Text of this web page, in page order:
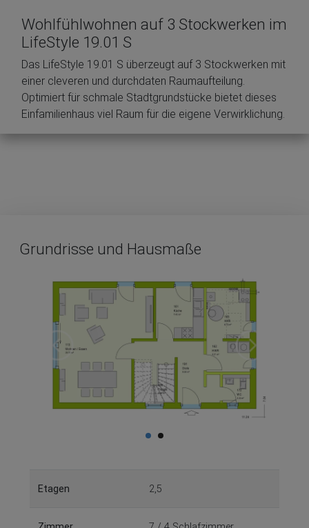
Wohlfühlwohnen auf 3 Stockwerken im
LifeStyle 19.01 S
Das LifeStyle 19.01 S überzeugt auf 3 Stockwerken mit
einer cleveren und durchdaten Raumaufteilung.
Optimiert für schmale Stadtgrundstücke bietet dieses
Einfamilienhaus viel Raum für die eigene Verwirklichung.
Grundrisse und Hausmaße
Etagen 2,5